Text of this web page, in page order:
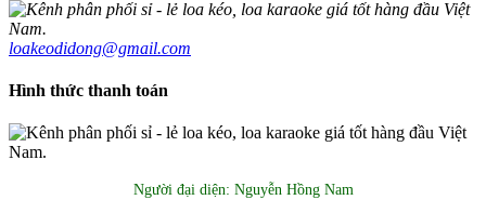
loakeodidong@gmail.com
Hình thức thanh toán
Người đại diện: Nguyễn Hồng Nam